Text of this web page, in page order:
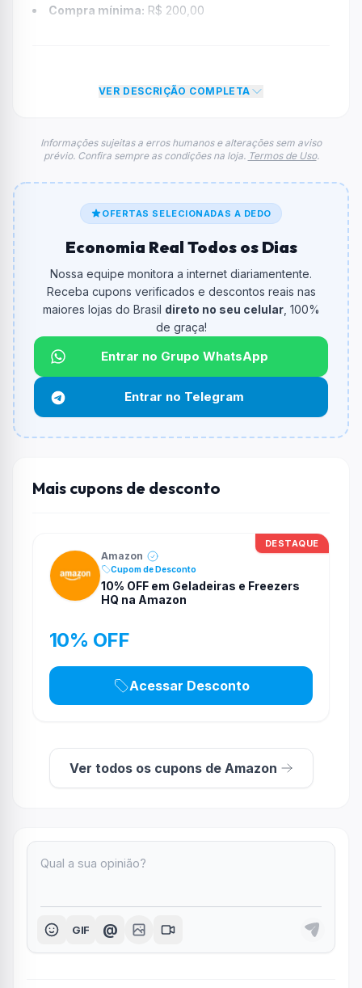
Compra mínima: R$ 200,00
50,00. Depois disso, o limite de desconto não aumenta,
mesmo em grandes compras.
O código éEMENDA.
De quanto é o desconto?
Qual é o valor minimo de compra?
O valor minimo de compra é R$ 200,00.
Qual é o desconto máximo?
Até
Funciona em qualquer produto?
Não necessariamente. Depende de itens participantes
e alguns vendedores ou produtos especificos podem
VER DESCRIÇÃO COMPLETA
Informações sujeitas a erros humanos e alterações sem aviso
prévio. Confira sempre as condições na loja. Termos de Uso.
OFERTAS SELECIONADAS A DEDO
Economia Real Todos os Dias
Nossa equipe monitora a internet diariamentente.
Receba cupons verificados e descontos reais nas
maiores lojas do Brasil direto no seu celular, 100%
de graça!
Entrar no Grupo WhatsApp
Entrar no Telegram
Mais cupons de desconto
DESTAQUE
Amazon
Cupom de Desconto
10% OFF em Geladeiras e Freezers
HQ na Amazon
10% OFF
Acessar Desconto
Ver todos os cupons de Amazon
GIF @